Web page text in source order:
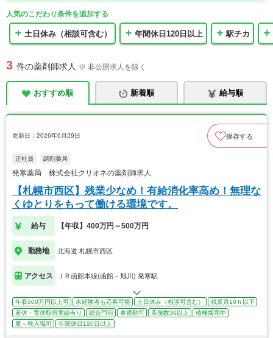
人気のこだわり条件を追加する
土日休み（相談可含む） 年間休日120日以上 駅チカ
3 件の薬剤師求人 ※ 非公開求人を除く
おすすめ順 新着順 給与順
更新日：2026年6月29日 保存する
正社員 調剤薬局
発寒薬局 株式会社クリオネの薬剤師求人
【札幌市西区】残業少なめ！有給消化率高め！無理な
くゆとりをもって働ける環境です。
給与 【年収】400万円～500万円
勤務地 北海道 札幌市西区
アクセス ＪＲ函館本線(函館－旭川) 発寒駅
年収500万円以上可 未経験者も応募可能 土日休み（相談可含む）
残業月10ｈ以下
産休・育休取得実績有り
総合門前 車通勤可 店舗数30以上
積極採用中
夏～秋入職可
年間休日120日以上